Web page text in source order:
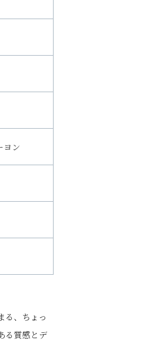
ヨン
る、ちょっ
る質感とデ